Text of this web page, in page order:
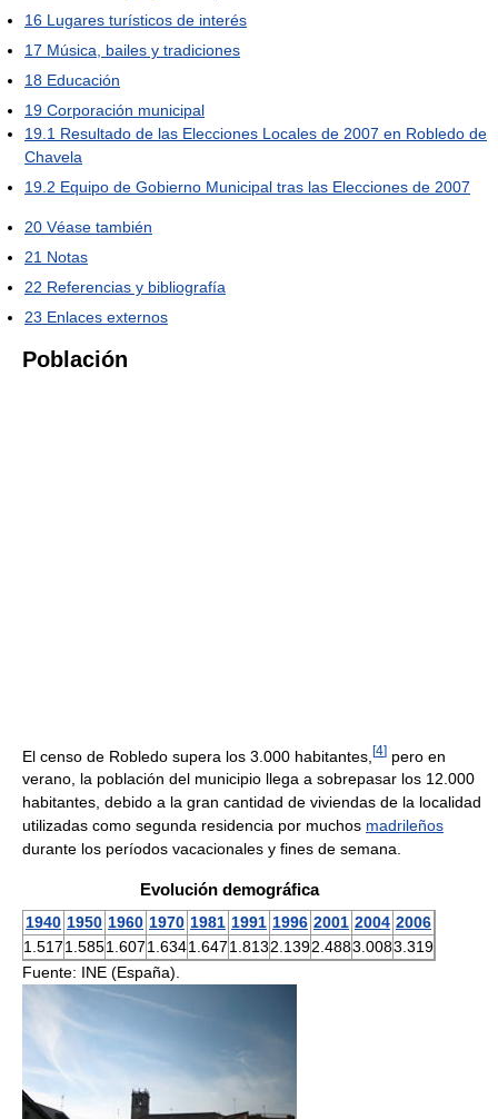
16 Lugares turísticos de interés
17 Música, bailes y tradiciones
18 Educación
19 Corporación municipal
19.1 Resultado de las Elecciones Locales de 2007 en Robledo de
Chavela
19.2 Equipo de Gobierno Municipal tras las Elecciones de 2007
20 Véase también
21 Notas
22 Referencias y bibliografía
23 Enlaces externos
Población
El censo de Robledo supera los 3.000 habitantes, [4] pero en
verano, la población del municipio llega a sobrepasar los 12.000
habitantes, debido a la gran cantidad de viviendas de la localidad
utilizadas como segunda residencia por muchos madrileños
durante los períodos vacacionales y fines de semana.
Evolución demográfica
1940 1950 1960 1970 1981 1991 1996 2001 2004 2006
1.5171.5851.6071.6341.6471.8132.1392.4883.0083.319
Fuente: INE (España).